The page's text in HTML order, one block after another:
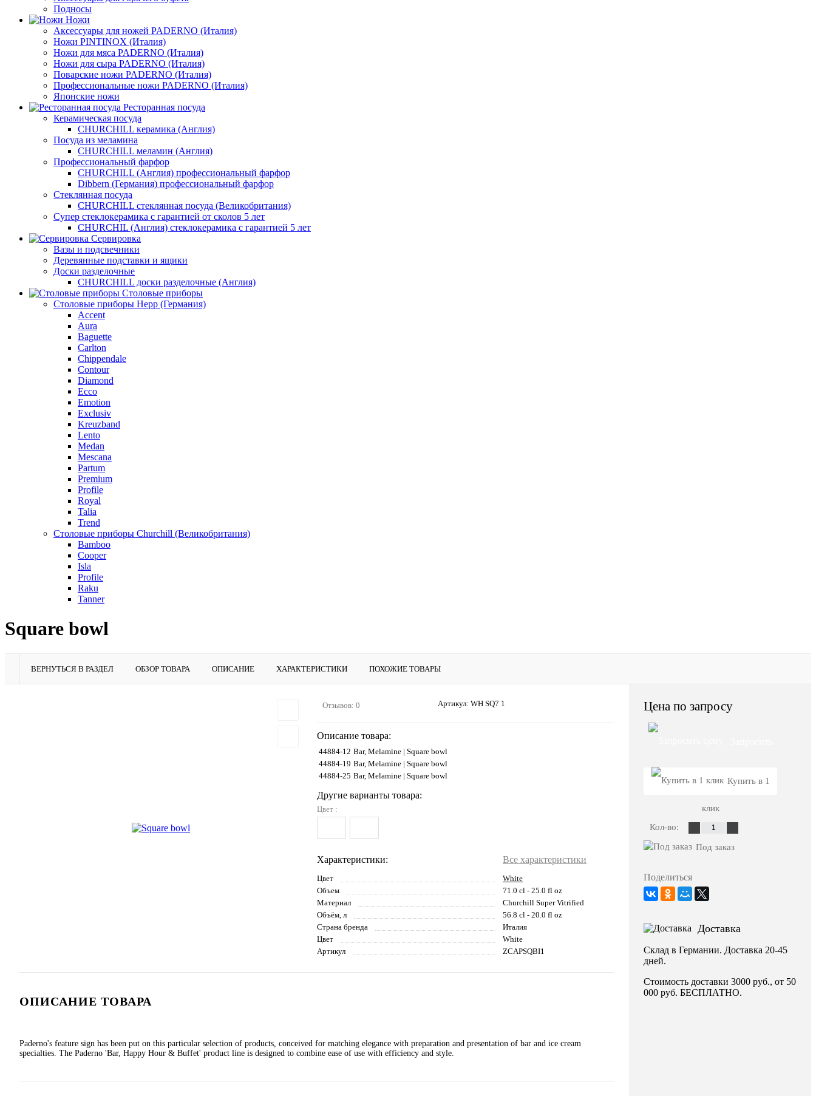
Подносы
Ножи
Аксессуары для ножей PADERNO (Италия)
Ножи PINTINOX (Италия)
Ножи для мяса PADERNO (Италия)
Ножи для сыра PADERNO (Италия)
Поварские ножи PADERNO (Италия)
Профессиональные ножи PADERNO (Италия)
Японские ножи
Ресторанная посуда
Керамическая посуда
CHURCHILL керамика (Англия)
Посуда из меламина
CHURCHILL меламин (Англия)
Профессиональный фарфор
CHURCHILL (Англия) профессиональный фарфор
Dibbern (Германия) профессиональный фарфор
Стеклянная посуда
CHURCHILL стеклянная посуда (Великобритания)
Супер стеклокерамика с гарантией от сколов 5 лет
CHURCHIL (Англия) стеклокерамика с гарантией 5 лет
Сервировка
Вазы и подсвечники
Деревянные подставки и ящики
Доски разделочные
CHURCHILL доски разделочные (Англия)
Столовые приборы
Столовые приборы Hepp (Германия)
Accent
Aura
Baguette
Carlton
Chippendale
Contour
Diamond
Ecco
Emotion
Exclusiv
Kreuzband
Lento
Medan
Mescana
Partum
Premium
Profile
Royal
Talia
Trend
Столовые приборы Churchill (Великобритания)
Bamboo
Cooper
Isla
Profile
Raku
Tanner
Square bowl
ВЕРНУТЬСЯ В РАЗДЕЛ ОБЗОР ТОВАРА ОПИСАНИЕ ХАРАКТЕРИСТИКИ ПОХОЖИЕ ТОВАРЫ
Отзывов: 0 Артикул: WH SQ7 1
Описание товара:
44884-12 Bar, Melamine | Square bowl
44884-19 Bar, Melamine | Square bowl
44884-25 Bar, Melamine | Square bowl
Другие варианты товара:
Цвет :
Характеристики: Все характеристики
Цвет
White
Объем
71.0 cl - 25.0 fl oz
Материал
Churchill Super Vitrified
Объём, л
56.8 cl - 20.0 fl oz
Страна бренда
Италия
Цвет
White
Артикул
ZCAPSQBI1
ОПИСАНИЕ ТОВАРА
Paderno's feature sign has been put on this particular selection of products, conceived for matching elegance with preparation and presentation of bar and ice cream
specialties. The Paderno 'Bar, Happy Hour & Buffet' product line is designed to combine ease of use with efficiency and style.
Цена по запросу
цену Купить в 1
клик
Кол-во:
Под заказ
Поделиться
Доставка
Склад в Германии. Доставка 20-45
дней.
Стоимость доставки 3000 руб., от 50
000 руб. БЕСПЛАТНО.